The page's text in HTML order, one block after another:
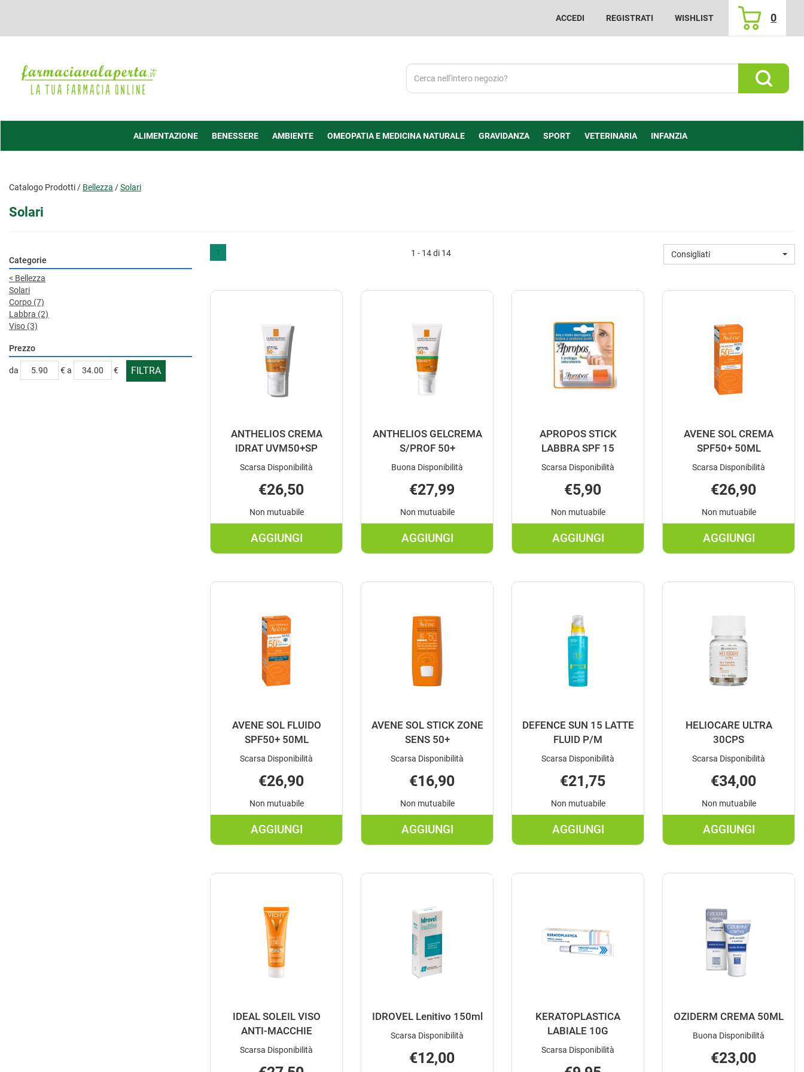
ACCEDI REGISTRATI WISHLIST 0
ARTICOLI
INSERITI
Valaperta
Cerca
Prodotto
Cerca
ALIMENTAZIONE BENESSERE AMBIENTE OMEOPATIA E MEDICINA NATURALE GRAVIDANZA SPORT VETERINARIA INFANZIA
Catalogo Prodotti / Bellezza /Solari
Solari
Categorie
< Bellezza
Solari
Corpo (7)
Labbra (2)
Viso (3)
Prezzo
filtra
da €
filtra
a €
1 1 - 14 di 14 Consigliati
ANTHELIOS CREMA
IDRAT UVM50+SP
Scarsa Disponibilità
€26,50
Non mutuabile
AGGIUNGI
AGGIUNGI ANTHELIOS
IDRAT
ANTHELIOS GELCREMA
S/PROF 50+
Buona Disponibilità
€27,99
Non mutuabile
AGGIUNGI
AGGIUNGI ANTHELIOS
S/PROF
APROPOS STICK
LABBRA SPF 15
Scarsa Disponibilità
€5,90
Non mutuabile
AGGIUNGI
AGGIUNGI APROPOS
LABBRA
CARRELLO
AVENE SOL CREMA
SPF50+ 50ML
Scarsa Disponibilità
€26,90
Non mutuabile
AGGIUNGI
AGGIUNGI
CREMA
CARRELLO
AVENE SOL FLUIDO
SPF50+ 50ML
Scarsa Disponibilità
€26,90
Non mutuabile
AGGIUNGI
AGGIUNGI AVENE
FLUIDO
CARRELLO
AVENE SOL STICK ZONE
SENS 50+
Scarsa Disponibilità
€16,90
Non mutuabile
AGGIUNGI
AGGIUNGI AVENE
STICK
50+ AL
CARRELLO
DEFENCE SUN 15 LATTE
FLUID P/M
Scarsa Disponibilità
€21,75
Non mutuabile
AGGIUNGI
AGGIUNGI DEFENCE
15
CARRELLO
HELIOCARE ULTRA
30CPS
Scarsa Disponibilità
€34,00
Non mutuabile
AGGIUNGI
AGGIUNGI
30CPS AL
IDEAL SOLEIL VISO
ANTI-MACCHIE
Scarsa Disponibilità
IDROVEL Lenitivo 150ml
Scarsa Disponibilità
€12,00
KERATOPLASTICA
LABIALE 10G
Scarsa Disponibilità
OZIDERM CREMA 50ML
Buona Disponibilità
€23,00